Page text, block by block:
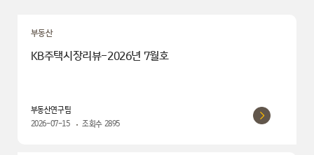
부동산
KB주택시장리뷰-2026년 7월호
부동산연구팀
2026-07-15
조회수 2895